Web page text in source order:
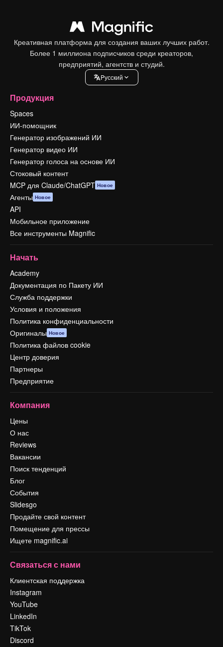
Креативная платформа для создания ваших лучших работ.
Более 1 миллиона подписчиков среди креаторов,
предприятий, агентств и студий.
Pусский
Продукция
Spaces
ИИ-помощник
Генератор изображений ИИ
Генератор видео ИИ
Генератор голоса на основе ИИ
Стоковый контент
MCP для Claude/ChatGPT Новое
Агенты Новое
API
Мобильное приложение
Все инструменты Magnific
Начать
Academy
Документация по Пакету ИИ
Служба поддержки
Условия и положения
Политика конфиденциальности
Оригиналы Новое
Политика файлов cookie
Центр доверия
Партнеры
Предприятие
Компания
Цены
О нас
Reviews
Вакансии
Поиск тенденций
Блог
События
Slidesgo
Продайте свой контент
Помещение для прессы
Ищете magnific.ai
Связаться с нами
Клиентская поддержка
Instagram
YouTube
LinkedIn
TikTok
Discord